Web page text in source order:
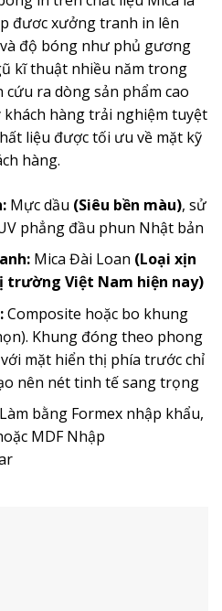
đươc xưởng tranh in lên
độ bóng như phủ gương
kĩ thuật nhiều năm trong
ra dòng sản phẩm cao
khách hàng trải nghiệm tuyệt
liệu được tối ưu về mặt kỹ
hàng.
Mực dầu (Siêu bền màu), sử
phẳng đầu phun Nhật bản
Mica Đài Loan (Loại xịn
Việt Nam hiện nay)
Composite hoặc bo khung
Khung đóng theo phong
mặt hiển thị phía trước chỉ
nên nét tinh tế sang trọng
bằng Formex nhập khẩu,
MDF Nhập